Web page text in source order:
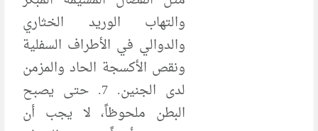
والتهاب الوريد الخثاري
والدوالي في الأطراف السفلية
ونقص الأكسجة الحاد والمزمن
لدى الجنين. 7. حتى يصبح
البطن ملحوظاً، لا يجب أن